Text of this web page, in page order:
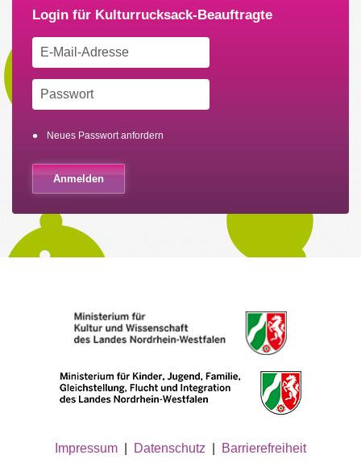
Neues Passwort anfordern
Impressum Datenschutz Barrierefreiheit